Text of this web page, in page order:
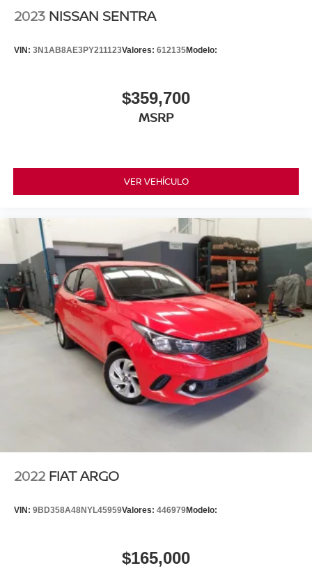
2023 NISSAN SENTRA
VIN: 3N1AB8AE3PY211123Valores: 612135Modelo:
$359,700
MSRP
VER VEHÍCULO
2022 FIAT ARGO
VIN: 9BD358A48NYL45959Valores: 446979Modelo:
$165,000